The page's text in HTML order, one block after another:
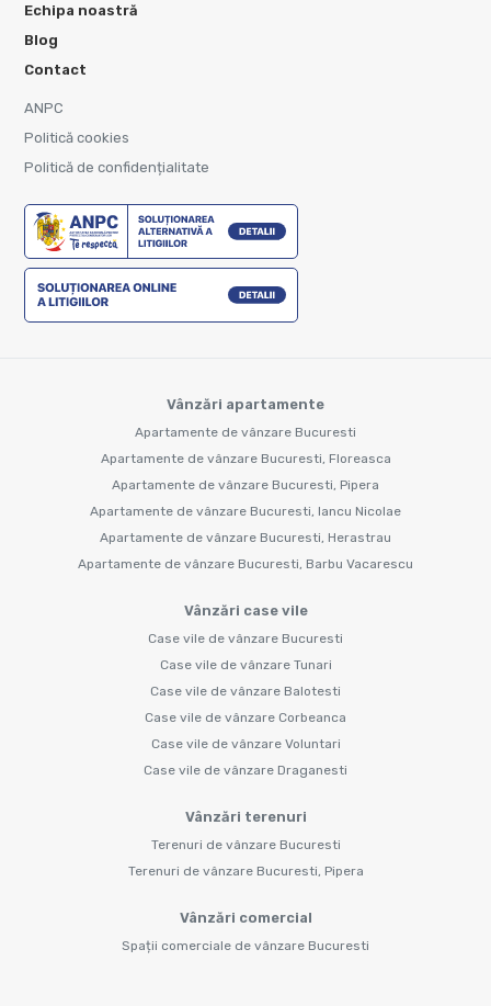
Echipa noastră
Blog
Contact
ANPC
Politică cookies
Politică de confidențialitate
Vânzări apartamente
Apartamente de vânzare Bucuresti
Apartamente de vânzare Bucuresti, Floreasca
Apartamente de vânzare Bucuresti, Pipera
Apartamente de vânzare Bucuresti, Iancu Nicolae
Apartamente de vânzare Bucuresti, Herastrau
Apartamente de vânzare Bucuresti, Barbu Vacarescu
Vânzări case vile
Case vile de vânzare Bucuresti
Case vile de vânzare Tunari
Case vile de vânzare Balotesti
Case vile de vânzare Corbeanca
Case vile de vânzare Voluntari
Case vile de vânzare Draganesti
Vânzări terenuri
Terenuri de vânzare Bucuresti
Terenuri de vânzare Bucuresti, Pipera
Vânzări comercial
Spații comerciale de vânzare Bucuresti